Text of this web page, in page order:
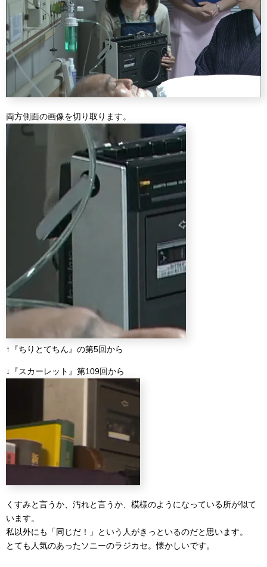
両方側面の画像を切り取ります。
↑『ちりとてちん』の第5回から
↓『スカーレット』第109回から
くすみと言うか、汚れと言うか、模様のようになっている所が似て
います。
私以外にも「同じだ！」という人がきっといるのだと思います。
とても人気のあったソニーのラジカセ。懐かしいです。